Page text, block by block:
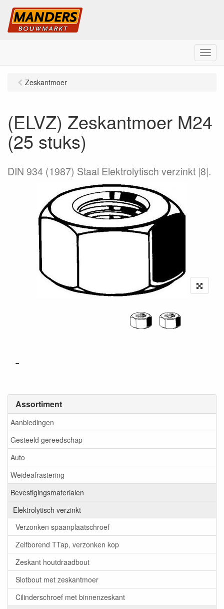
M
e
Assortiment
Aanbiedingen
Gesteeld gereedschap
Auto
Weideafrastering
Bevestigingsmaterialen
Elektrolytisch verzinkt
Verzonken spaanplaatschroef
Zelfborend TTap, verzonken kop
Zeskant houtdraadbout
Slotbout met zeskantmoer
Cilinderschroef met binnenzeskant
Zeskantmoer
(ELVZ) Zeskantmoer M24
(25 stuks)
DIN 934 (1987) Staal Elektrolytisch verzinkt |8|.
-